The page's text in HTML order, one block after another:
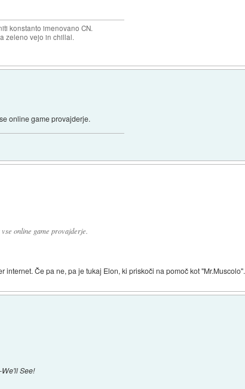
konstanto imenovano CN.
zeleno vejo in chillal.
online game provajderje.
online game provajderje.
internet. Če pa ne, pa je tukaj Elon, ki priskoči na pomoč kot "Mr.Muscolo".
See!